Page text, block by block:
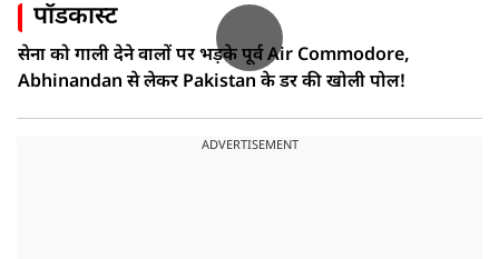
पॉडकास्ट
सेना को गाली देने वालों पर भड़के पूर्व Air Commodore,
Abhinandan से लेकर Pakistan के डर की खोली पोल!
ADVERTISEMENT